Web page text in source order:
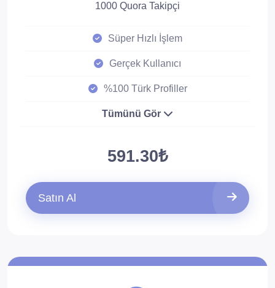
1000 Quora Takipçi
Süper Hızlı İşlem
Gerçek Kullanıcı
%100 Türk Profiller
Tümünü Gör
591.30₺
Satın Al